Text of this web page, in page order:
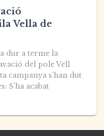
Vella de
dur a terme la
del pole Vell
campanya s’han dut
S’ha acabat